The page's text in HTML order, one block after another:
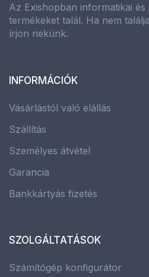
Az Exishopban informatikai és
termékeket talál. Ha nem
írjon nekünk.
INFORMÁCIÓK
Vásárlástól való elállás
Szállítás
Személyes átvétel
Garancia
Bankkártyás fizetés
SZOLGÁLTATÁSOK
Számítógép konfigurátor